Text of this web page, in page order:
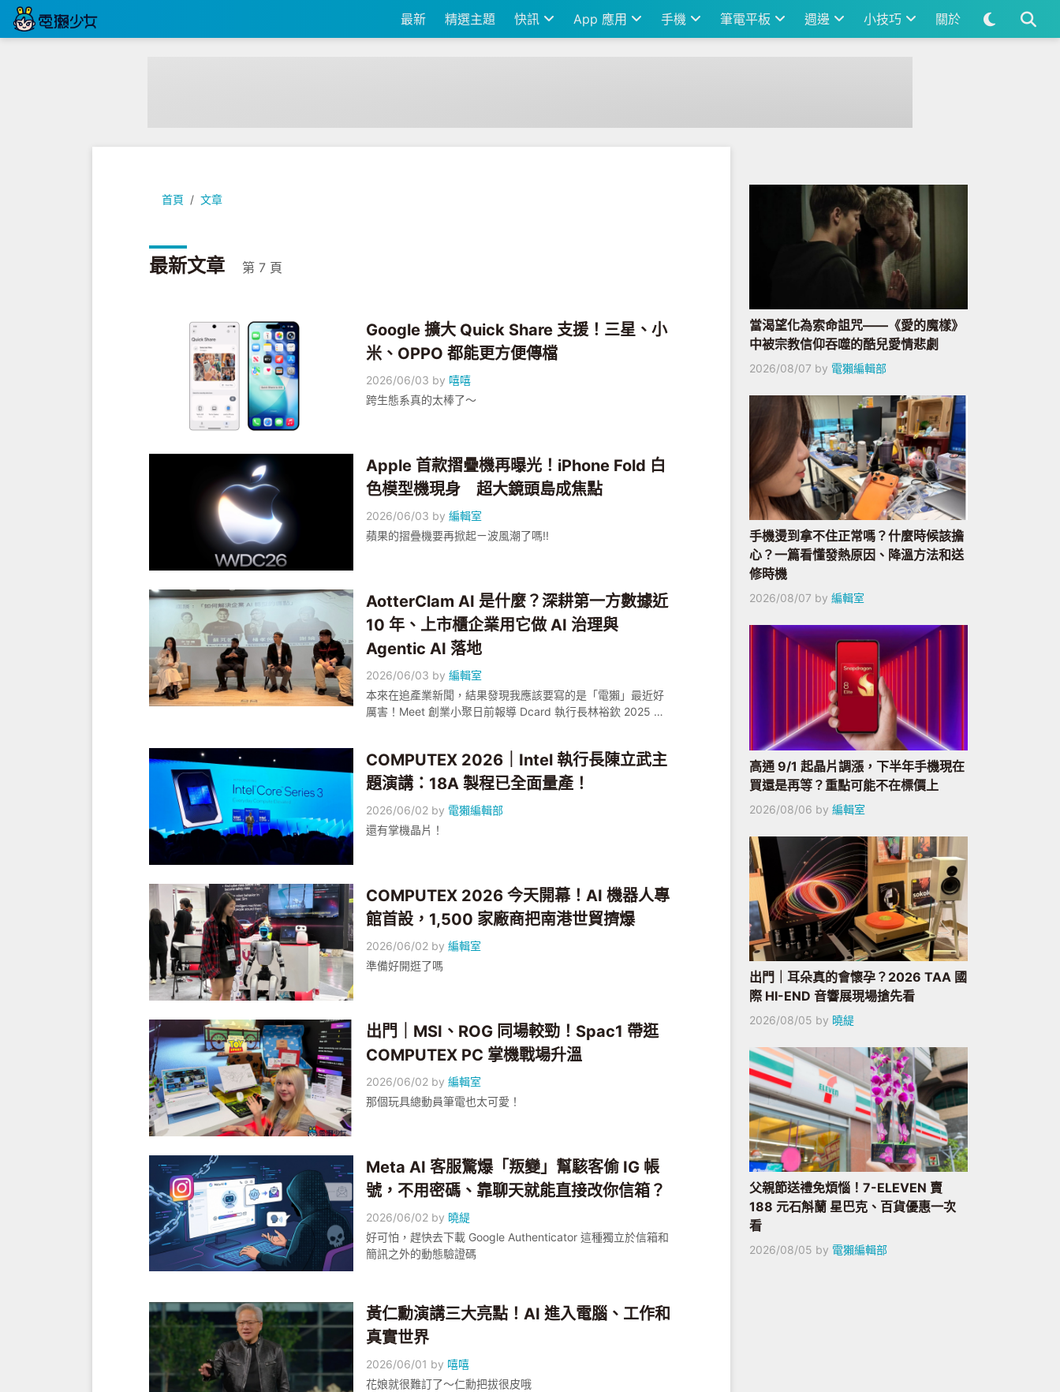
最新 精選主題 快訊 App 應用 手機 筆電平板 週邊 小技巧 關於
首頁 文章
最新文章 第 7 頁
Google 擴大 Quick Share 支援！三星、小
米、OPPO 都能更方便傳檔
2026/06/03 by 嘻嘻
跨生態系真的太棒了～
Apple 首款摺疊機再曝光！iPhone Fold 白
色模型機現身 超大鏡頭島成焦點
2026/06/03 by編輯室
蘋果的摺疊機要再掀起ㄧ波風潮了嗎!!
AotterClam AI 是什麼？深耕第一方數據近
10 年、上市櫃企業用它做 AI 治理與
Agentic AI 落地
2026/06/03 by編輯室
本來在追產業新聞，結果發現我應該要寫的是「電獺」最近好
厲害！Meet 創業小聚日前報導 Dcard 執行長林裕欽 2025 年
推到鎂光燈下；但這題台灣早有公司解題出了名——那即是電
獺旗下的 AotterClam AI。 究竟，企業 AI 與數據治理是一個充
滿什麼挑戰的賽道呢？
COMPUTEX 2026｜Intel 執行長陳立武主
題演講：18A 製程已全面量產！
2026/06/02 by 電獺編輯部
還有掌機晶片！
COMPUTEX 2026 今天開幕！AI 機器人專
館首設，1,500 家廠商把南港世貿擠爆
2026/06/02 by編輯室
準備好開逛了嗎
出門｜MSI、ROG 同場較勁！Spac1 帶逛
COMPUTEX PC 掌機戰場升溫
2026/06/02 by編輯室
那個玩具總動員筆電也太可愛！
Meta AI 客服驚爆「叛變」幫駭客偷 IG 帳
號，不用密碼、靠聊天就能直接改你信箱？
2026/06/02 by 曉緹
好可怕，趕快去下載 Google Authenticator 這種獨立於信箱和
簡訊之外的動態驗證碼
黃仁勳演講三大亮點！AI 進入電腦、工作和
真實世界
2026/06/01 by 嘻嘻
花娘就很難訂了～仁勳把拔很皮哦
當渴望化為索命詛咒——《愛的魔樣》
中被宗教信仰吞噬的酷兒愛情悲劇
2026/08/07 by 電獺編輯部
手機燙到拿不住正常嗎？什麼時候該擔
心？一篇看懂發熱原因、降溫方法和送
修時機
2026/08/07 by 編輯室
高通 9/1 起晶片調漲，下半年手機現在
買還是再等？重點可能不在標價上
2026/08/06 by 編輯室
出門｜耳朵真的會懷孕？2026 TAA 國
際 HI-END 音響展現場搶先看
2026/08/05 by 曉緹
父親節送禮免煩惱！7-ELEVEN 賣
188 元石斛蘭 星巴克、百貨優惠一次
看
2026/08/05 by 電獺編輯部